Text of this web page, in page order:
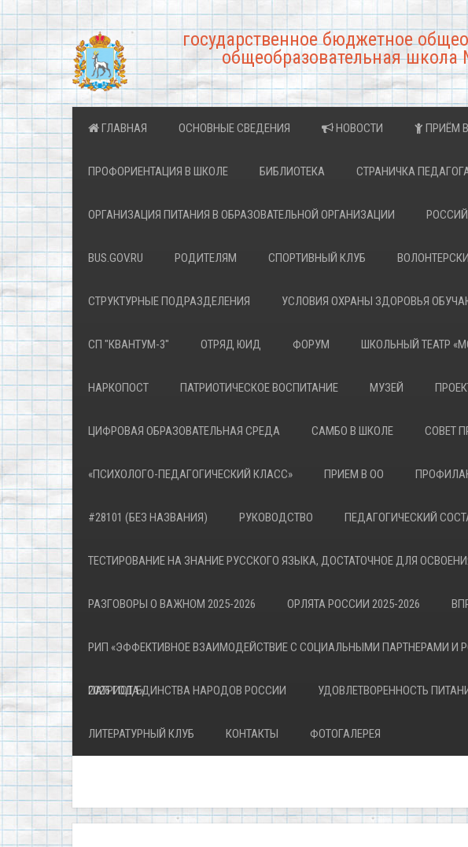
государственное бюджетное
общеобразовательная школа
ГЛАВНАЯ ОСНОВНЫЕ СВЕДЕНИЯ НОВОСТИ ПРИЁМ
ПРОФОРИЕНТАЦИЯ В ШКОЛЕ БИБЛИОТЕКА СТРАНИЧКА
ОРГАНИЗАЦИЯ ПИТАНИЯ В ОБРАЗОВАТЕЛЬНОЙ ОРГАНИЗАЦИИ
BUS.GOV.RU РОДИТЕЛЯМ СПОРТИВНЫЙ КЛУБ
СТРУКТУРНЫЕ ПОДРАЗДЕЛЕНИЯ УСЛОВИЯ ОХРАНЫ ЗДОРОВЬЯ
СП "КВАНТУМ-3" ОТРЯД ЮИД ФОРУМ ШКОЛЬНЫЙ ТЕАТР
НАРКОПОСТ ПАТРИОТИЧЕСКОЕ ВОСПИТАНИЕ МУЗЕЙ
ЦИФРОВАЯ ОБРАЗОВАТЕЛЬНАЯ СРЕДА САМБО В ШКОЛЕ СОВЕТ
«ПСИХОЛОГО-ПЕДАГОГИЧЕСКИЙ КЛАСС» ПРИЕМ В ОО
#28101 (БЕЗ НАЗВАНИЯ) РУКОВОДСТВО ПЕДАГОГИЧЕСКИЙ
ТЕСТИРОВАНИЕ НА ЗНАНИЕ РУССКОГО ЯЗЫКА, ДОСТАТОЧНОЕ ДЛЯ
РАЗГОВОРЫ О ВАЖНОМ 2025-2026 ОРЛЯТА РОССИИ 2025-2026
РИП «ЭФФЕКТИВНОЕ ВЗАИМОДЕЙСТВИЕ С СОЦИАЛЬНЫМИ ПАРТНЕРАМИ
ПАТРИОТА»
2026 ГОД ЕДИНСТВА НАРОДОВ РОССИИ УДОВЛЕТВОРЕННОСТЬ
ЛИТЕРАТУРНЫЙ КЛУБ КОНТАКТЫ ФОТОГАЛЕРЕЯ